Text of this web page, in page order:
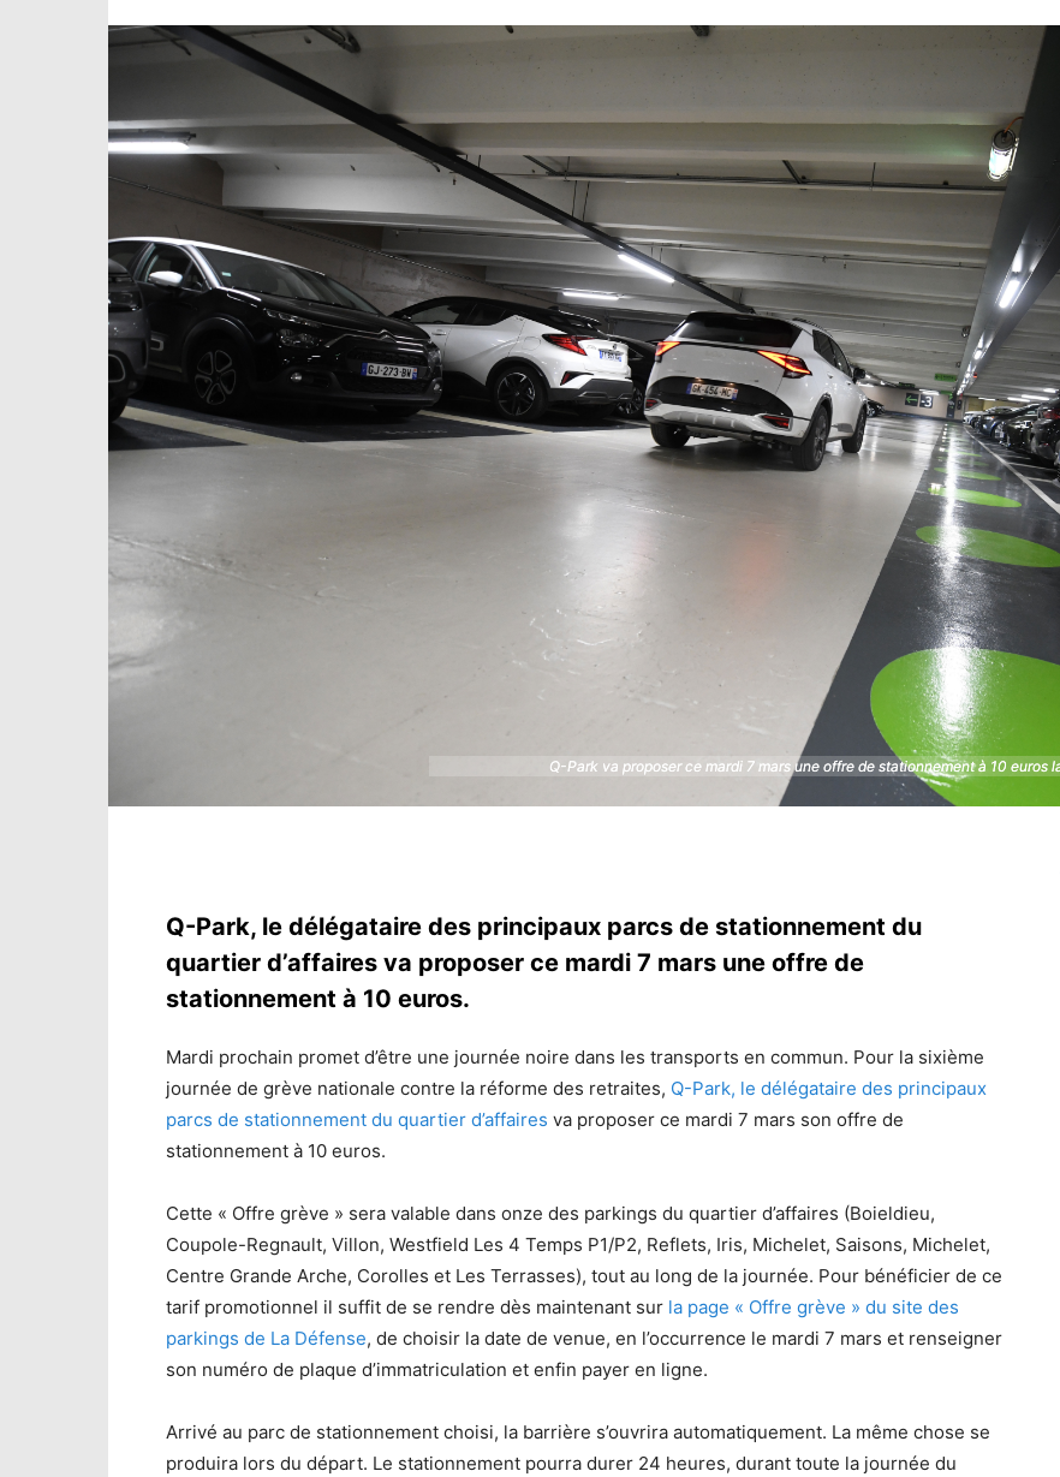
Q-Park va proposer ce mardi 7 mars une offre de stationnement à 10
Q-Park va proposer ce mardi 7 mars une offre de stationnement à 10
Q-Park, le délégataire des principaux parcs de stationnement du
quartier d’affaires va proposer ce mardi 7 mars une offre de
stationnement à 10 euros.
Mardi prochain promet d’être une journée noire dans les transports en commun. Pour la sixième
journée de grève nationale contre la réforme des retraites, Q-Park, le délégataire des principaux
parcs de stationnement du quartier d’affaires va proposer ce mardi 7 mars son offre de
stationnement à 10 euros.
Cette « Offre grève » sera valable dans onze des parkings du quartier d’affaires (Boieldieu,
Coupole-Regnault, Villon, Westfield Les 4 Temps P1/P2, Reflets, Iris, Michelet, Saisons, Michelet,
Centre Grande Arche, Corolles et Les Terrasses), tout au long de la journée. Pour bénéficier de ce
tarif promotionnel il suffit de se rendre dès maintenant sur la page « Offre grève » du site des
parkings de La Défense, de choisir la date de venue, en l’occurrence le mardi 7 mars et renseigner
son numéro de plaque d’immatriculation et enfin payer en ligne.
Arrivé au parc de stationnement choisi, la barrière s’ouvrira automatiquement. La même chose se
produira lors du départ. Le stationnement pourra durer 24 heures, durant toute la journée du